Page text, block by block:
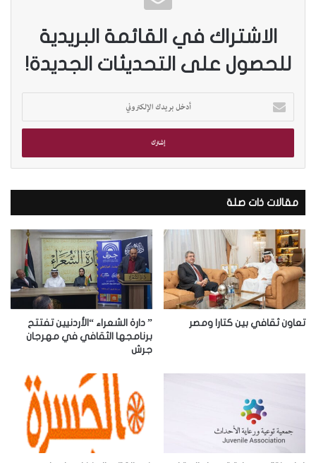
الاشتراك في القائمة البريدية
للحصول على التحديثات الجديدة!
خ
ب
ي
د
ك
ا
ل
إ
ل
ت
ر
مقالات ذات صلة
تعاون ثقافي بين كتارا ومصر
” دارة الشعراء “الأردنيين تفتتح
برنامجها الثقافي في مهرجان
جرش